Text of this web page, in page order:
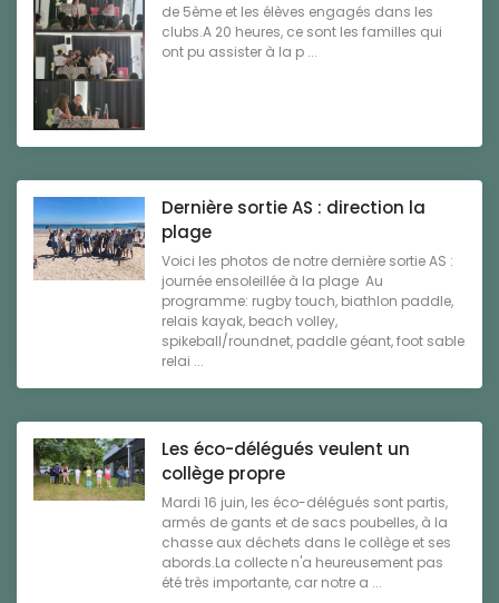
de 5ème et les élèves engagés dans les
clubs.A 20 heures, ce sont les familles qui
ont pu assister à la p ...
Dernière sortie AS : direction la
plage
Voici les photos de notre dernière sortie AS :
journée ensoleillée à la plage Au
programme: rugby touch, biathlon paddle,
relais kayak, beach volley,
spikeball/roundnet, paddle géant, foot sable
relai ...
Les éco-délégués veulent un
collège propre
Mardi 16 juin, les éco-délégués sont partis,
armés de gants et de sacs poubelles, à la
chasse aux déchets dans le collège et ses
abords.La collecte n'a heureusement pas
été très importante, car notre a ...